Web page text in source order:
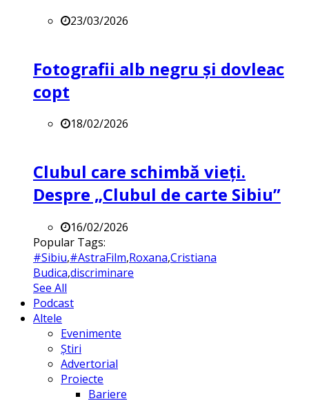
23/03/2026
Fotografii alb negru și dovleac
copt
18/02/2026
Clubul care schimbă vieți.
Despre „Clubul de carte Sibiu”
16/02/2026
Popular Tags:
#Sibiu,#AstraFilm,Roxana,Cristiana
Budica,discriminare
See All
Podcast
Altele
Evenimente
Știri
Advertorial
Proiecte
Bariere